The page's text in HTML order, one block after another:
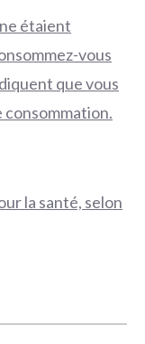
étaient
vous
que vous
la santé, selon